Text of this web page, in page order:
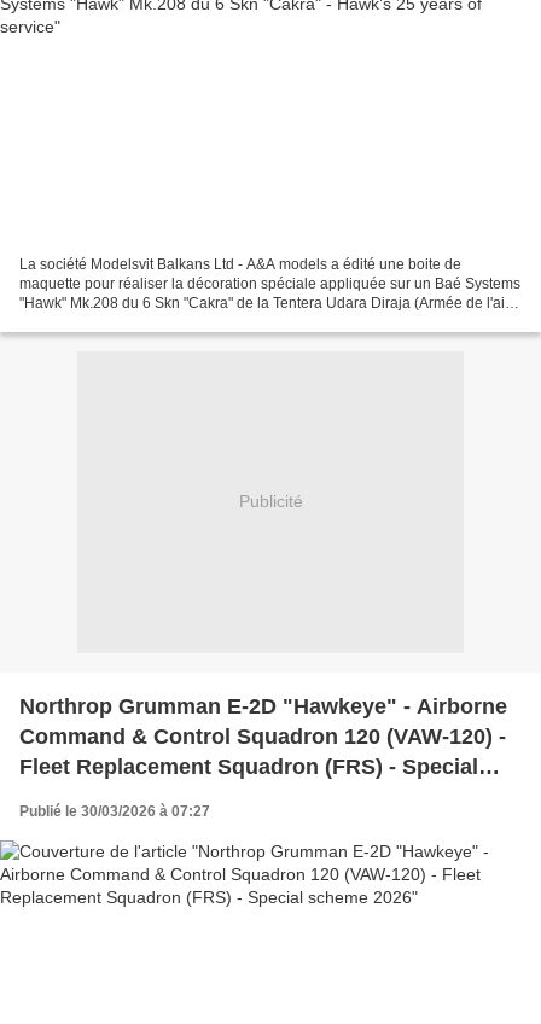
La société Modelsvit Balkans Ltd - A&A models a édité une boite de
maquette pour réaliser la décoration spéciale appliquée sur un Baé Systems
"Hawk" Mk.208 du 6 Skn "Cakra" de la Tentera Udara Diraja (Armée de l'air
Publicité
Northrop Grumman E-2D "Hawkeye" - Airborne
Command & Control Squadron 120 (VAW-120) -
Fleet Replacement Squadron (FRS) - Special
Publié le 30/03/2026 à 07:27